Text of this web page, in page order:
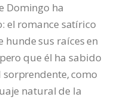
Domingo ha
el romance satírico
hunde sus raíces en
que él ha sabido
como
natural de la